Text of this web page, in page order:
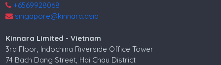
+6569928068
singapore@kinnara.asia
Kinnara Limited - Vietnam
3rd Floor, Indochina Riverside Office Tower
74 Bach Dang Street, Hai Chau District